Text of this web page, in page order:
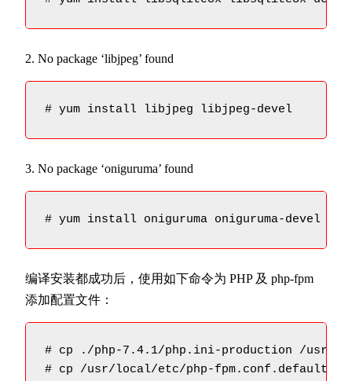
2. No package ‘libjpeg’ found
# yum install libjpeg libjpeg-devel
3. No package ‘oniguruma’ found
# yum install oniguruma oniguruma-devel
编译安装都成功后，使用如下命令为 PHP 及 php-fpm
添加配置文件：
# cp ./php-7.4.1/php.ini-production /usr/
# cp /usr/local/etc/php-fpm.conf.default /